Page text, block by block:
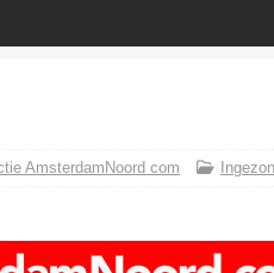
AmsterdamNoord com